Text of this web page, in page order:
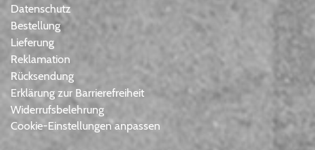
Datenschutz
Bestellung
Lieferung
Reklamation
Rücksendung
Erklärung zur Barrierefreiheit
Widerrufsbelehrung
Cookie-Einstellungen anpassen